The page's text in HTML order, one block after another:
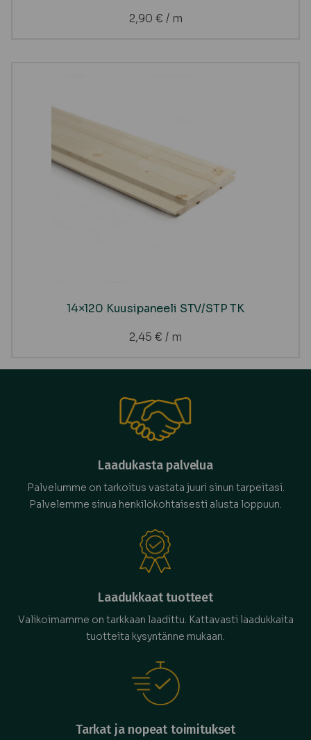
2,90 € / m
14×120 Kuusipaneeli STV/STP TK
2,45 € / m
Laadukasta palvelua
Palvelumme on tarkoitus vastata juuri sinun tarpeitasi.
Palvelemme sinua henkilökohtaisesti alusta loppuun.
Laadukkaat tuotteet
Valikoimamme on tarkkaan laadittu. Kattavasti laadukkaita
tuotteita kysyntänne mukaan.
Tarkat ja nopeat toimitukset